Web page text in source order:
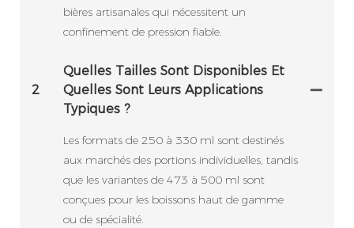
bières artisanales qui nécessitent un
confinement de pression fiable.
2
Quelles Tailles Sont Disponibles Et
Quelles Sont Leurs Applications
Typiques ?
Les formats de 250 à 330 ml sont destinés
aux marchés des portions individuelles, tandis
que les variantes de 473 à 500 ml sont
conçues pour les boissons haut de gamme
ou de spécialité.